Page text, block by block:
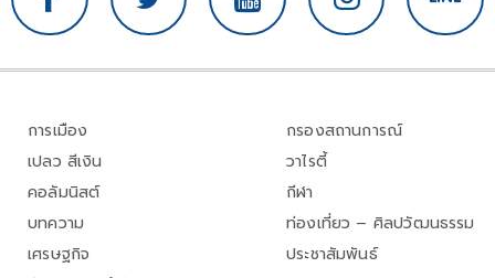
การเมือง
เปลว สีเงิน
คอลัมนิสต์
บทความ
เศรษฐกิจ
กรองสถานการณ์
วาไรตี้
กีฬา
ท่องเที่ยว – ศิลปวัฒนธรรม
ประชาสัมพันธ์